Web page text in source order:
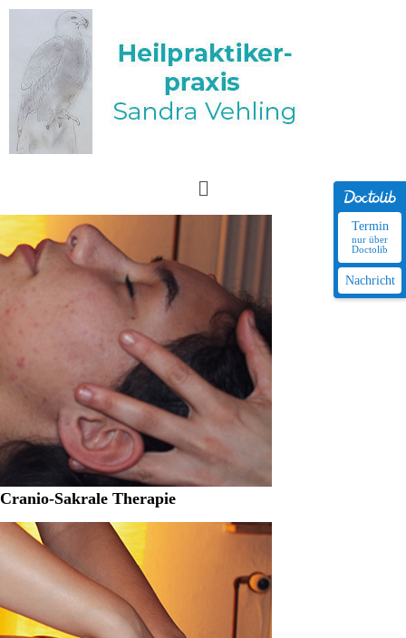
Cranio-Sakrale Therapie
Termin
nur über
Doctolib
Nachricht